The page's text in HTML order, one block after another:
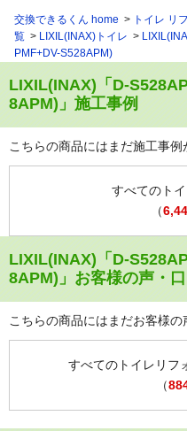
交換できるくん home トイレ リ
覧
LIXIL(INAX)トイレ
PMF+DV-S528APM)
LIXIL(INAX)「D-
8APM)」施工事例
こちらの商品にはまだ施工事例
すべてのト
（
LIXIL(INAX)「D-
8APM)」お客様の声・口
こちらの商品にはまだお客様の
すべてのトイレリフ
（